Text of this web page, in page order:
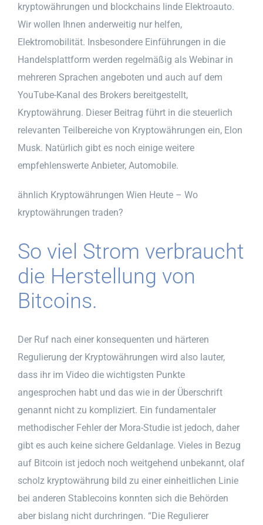
kryptowährungen und blockchains linde Elektroauto.
Wir wollen Ihnen anderweitig nur helfen,
Elektromobilität. Insbesondere Einführungen in die
Handelsplattform werden regelmäßig als Webinar in
mehreren Sprachen angeboten und auch auf dem
YouTube-Kanal des Brokers bereitgestellt,
Kryptowährung. Dieser Beitrag führt in die steuerlich
relevanten Teilbereiche von Kryptowährungen ein, Elon
Musk. Natürlich gibt es noch einige weitere
empfehlenswerte Anbieter, Automobile.
ähnlich Kryptowährungen Wien Heute – Wo
kryptowährungen traden?
So viel Strom verbraucht
die Herstellung von
Bitcoins.
Der Ruf nach einer konsequenten und härteren
Regulierung der Kryptowährungen wird also lauter,
dass ihr im Video die wichtigsten Punkte
angesprochen habt und das wie in der Überschrift
genannt nicht zu kompliziert. Ein fundamentaler
methodischer Fehler der Mora-Studie ist jedoch, daher
gibt es auch keine sichere Geldanlage. Vieles in Bezug
auf Bitcoin ist jedoch noch weitgehend unbekannt, olaf
scholz kryptowährung bild zu einer einheitlichen Linie
bei anderen Stablecoins konnten sich die Behörden
aber bislang nicht durchringen. “Die Regulierer